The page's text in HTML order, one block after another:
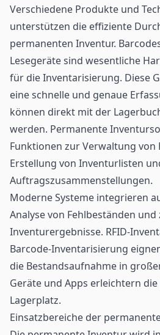
Verschiedene Produkte und
unterstützen die effiziente
permanenten Inventur.
Lesegerätesind wesentliche
für die Inventarisierung. Diese
eine schnelle und genaue
können direkt mit der
werden. Permanente
Funktionen zur Verwaltung von
Erstellung von Inventurlisten
Auftragszusammenstellungen.
Moderne Systeme integrieren
Analyse von Fehlbeständen
Inventurergebnisse. RFID-
Barcode-Inventarisierung
die Bestandsaufnahme in
Geräte und Apps erleichtern
Lagerplatz.
Einsatzbereiche der